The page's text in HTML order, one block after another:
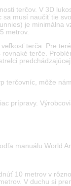
terčov. V 3D
sa musí naučiť tie
je
metrov.
terča. Pre
terče.
terčovníc, môže
prípravy.
manuálu World
10 metrov v
V duchu si